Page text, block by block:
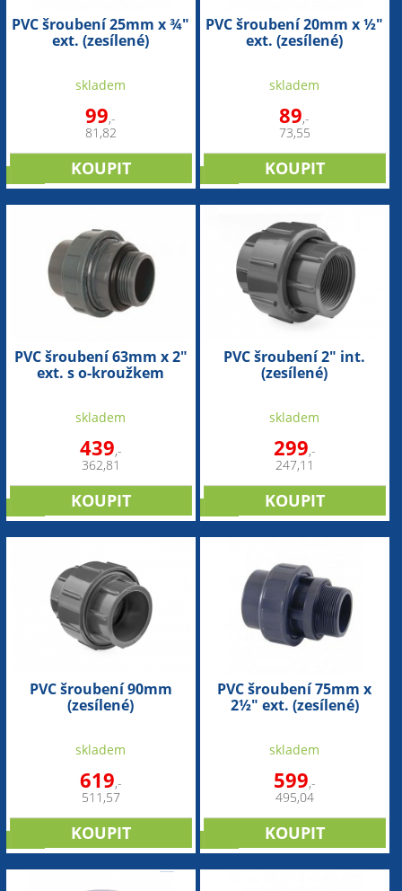
PVC šroubení 25mm x ¾"
ext. (zesílené)
skladem
99,-
81,82
PVC šroubení 20mm x ½"
ext. (zesílené)
skladem
89,-
73,55
PVC šroubení 63mm x 2"
ext. s o-kroužkem
skladem
439,-
362,81
PVC šroubení 2" int.
(zesílené)
skladem
299,-
247,11
PVC šroubení 90mm
(zesílené)
skladem
619,-
511,57
PVC šroubení 75mm x
2½" ext. (zesílené)
skladem
599,-
495,04